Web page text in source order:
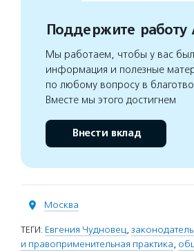
Поддержите работу
Мы работаем, чтобы у вас
информация и полезные
по любому вопросу в
Вместе мы этого достигнем
Внести вклад
Москва
ТЕГИ: Евгения Чудновец,
и правоприменительная практика,